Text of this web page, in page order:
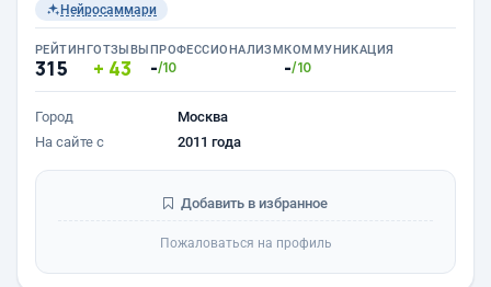
Нейросаммари
РЕЙТИНГ
315
ОТЗЫВЫ
43
ПРОФЕССИОНАЛИЗМ
-/10
КОММУНИКАЦИЯ
-/10
Город
Москва
На сайте с
2011 года
Добавить в избранное
Пожаловаться на профиль